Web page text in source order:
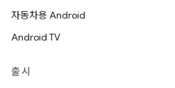
자동차용 Android
Android TV
출시